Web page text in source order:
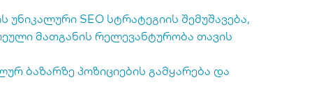
SEO სტრატეგიის შემუშავება,
მათგანის რელევანტურობა თავის
ბაზარზე პოზიციების გამყარება და